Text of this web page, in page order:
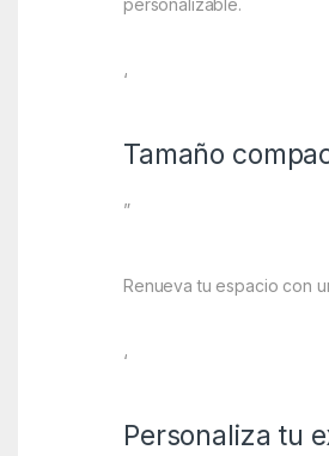
personalizable.
‘
Tamaño
”
Renueva tu espacio con
‘
Personaliza tu